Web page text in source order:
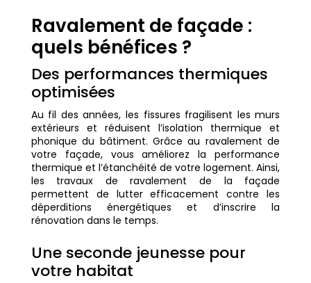
Ravalement de façade :
quels bénéfices ?
Des performances thermiques
optimisées
Au fil des années, les fissures fragilisent les murs
extérieurs et réduisent l’isolation thermique et
phonique du bâtiment. Grâce au ravalement de
votre façade, vous améliorez la performance
thermique et l’étanchéité de votre logement. Ainsi,
les travaux de ravalement de la façade
permettent de lutter efficacement contre les
déperditions énergétiques et d’inscrire la
rénovation dans le temps.
Une seconde jeunesse pour
votre habitat